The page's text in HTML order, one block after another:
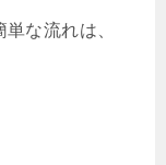
な流れは、